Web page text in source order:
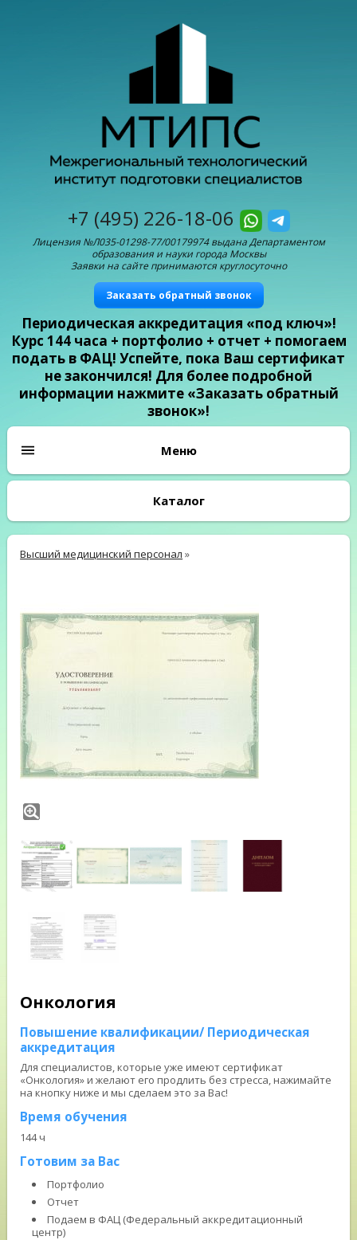
+7 (495) 226-18-06
Лицензия №Л035-01298-77/00179974 выдана Департаментом
образования и науки города Москвы
Заявки на сайте принимаются круглосуточно
Заказать обратный звонок
Периодическая аккредитация «под ключ»!
Курс 144 часа + портфолио + отчет + помогаем
подать в ФАЦ! Успейте, пока Ваш сертификат
не закончился! Для более подробной
информации нажмите «Заказать обратный
звонок»!
Каталог
Высший медицинский персонал »
Онкология
Повышение квалификации/ Периодическая
аккредитация
Для специалистов, которые уже имеют сертификат
«Онкология» и желают его продлить без стресса, нажимайте
на кнопку ниже и мы сделаем это за Вас!
Время обучения
144 ч
Готовим за Вас
Портфолио
Отчет
Подаем в ФАЦ (Федеральный аккредитационный
центр)